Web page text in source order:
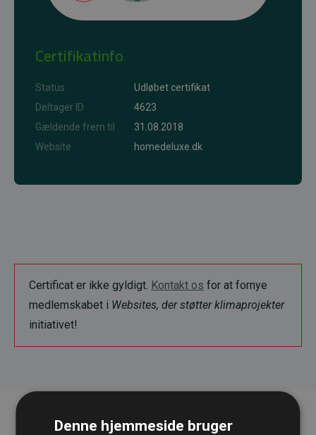
Certifikatinfo
Status
Udløbet certifikat
Deltager ID
4623
Gældende frem til
31.08.2018
Website
homedeluxe.dk
Certificat er ikke gyldigt. Kontakt os for at fornye
medlemskabet i Websites, der støtter klimaprojekter
initiativet!
Denne hjemmeside bruger